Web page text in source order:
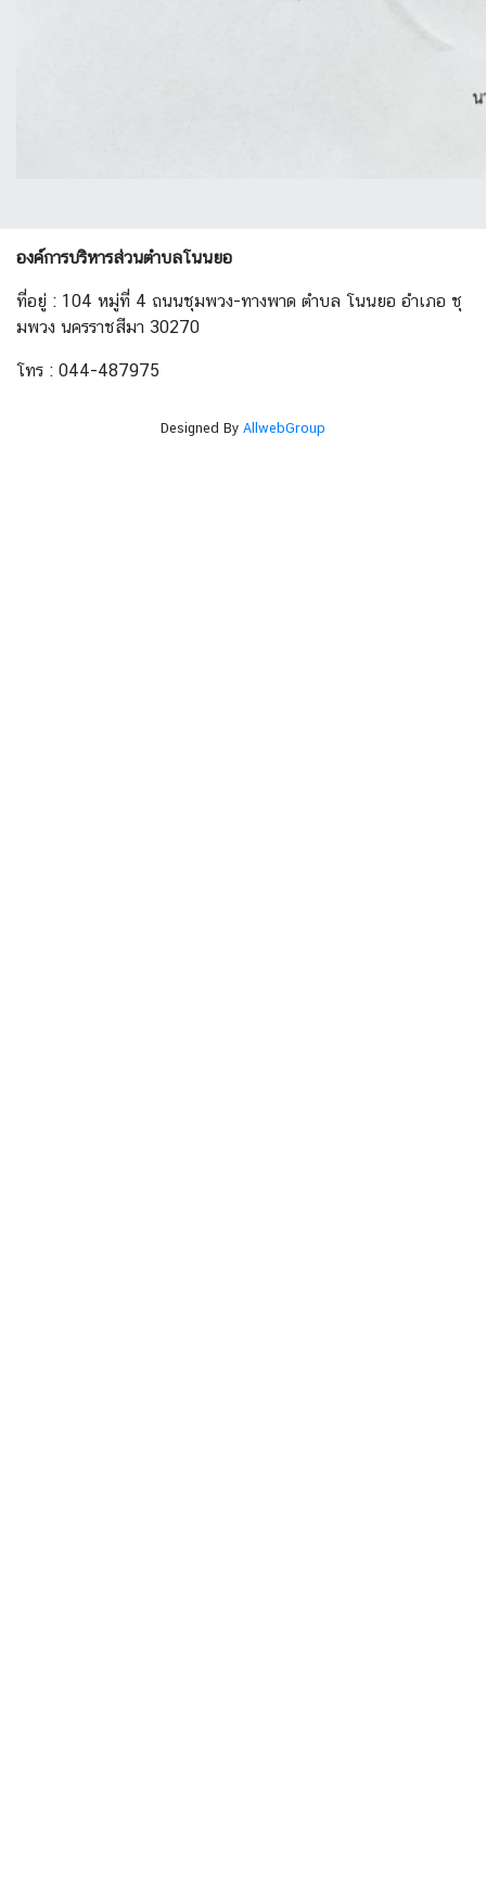
องค์การบริหารส่วนตำบลโนนยอ
ที่อยู่ : 104 หมู่ที่ 4 ถนนชุมพวง-ทางพาด ตำบล โนนยอ อำเภอ ชุ
มพวง นครราชสีมา 30270
โทร : 044-487975
Designed By AllwebGroup